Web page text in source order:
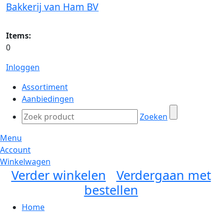
Bakkerij van Ham BV
Items:
0
Inloggen
Assortiment
Aanbiedingen
Zoeken
Menu
Account
Winkelwagen
Verder winkelen
Verdergaan met
bestellen
Home